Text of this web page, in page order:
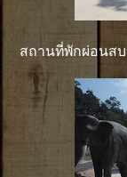
สถานที่พักผ่อนสบ